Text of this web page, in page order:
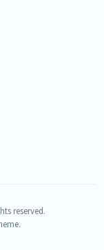
reserved.